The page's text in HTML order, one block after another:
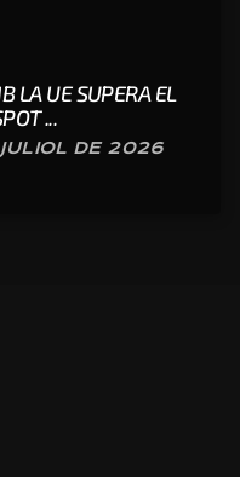
LA UE SUPERA EL
...
DE 2026